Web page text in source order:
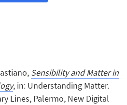
Sensibility and Matter in
, in: Understanding Matter.
Lines, Palermo, New Digital